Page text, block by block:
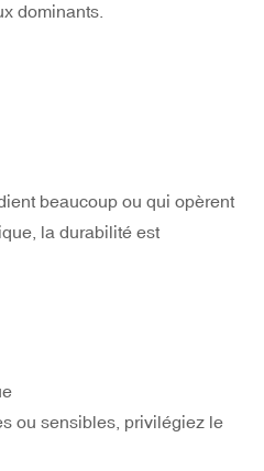
dominants.
beaucoup ou qui opèrent
la durabilité est
ou sensibles, privilégiez le